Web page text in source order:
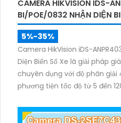
CAMERA HIKVISION IDS-
BI/POE/0832 NHẬN DIỆN
5%-35%
Camera HikVision iDS-
Diện Biển Số Xe là giải pháp
chuyên dụng với độ phân giải
phương tiện tốc độ từ 5 đến
ảnh rõ nét.